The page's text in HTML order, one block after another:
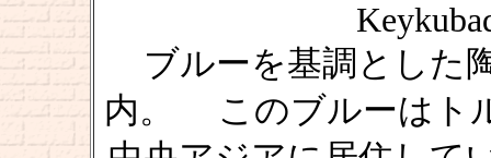
ブルーを基調とした
内。 このブルーはト